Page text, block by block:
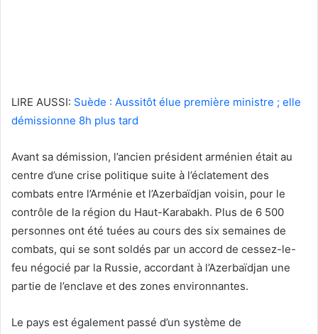
LIRE AUSSI: Suède : Aussitôt élue première ministre ; elle
démissionne 8h plus tard
Avant sa démission, l’ancien président arménien était au
centre d’une crise politique suite à l’éclatement des
combats entre l’Arménie et l’Azerbaïdjan voisin, pour le
contrôle de la région du Haut-Karabakh. Plus de 6 500
personnes ont été tuées au cours des six semaines de
combats, qui se sont soldés par un accord de cessez-le-
feu négocié par la Russie, accordant à l’Azerbaïdjan une
partie de l’enclave et des zones environnantes.
Le pays est également passé d’un système de